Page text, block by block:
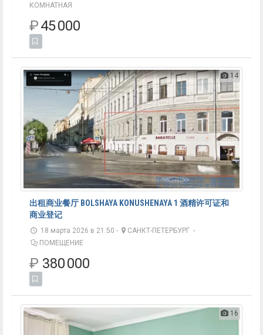
КОМНАТНАЯ
₽45 000
14
出租商业餐厅 BOLSHAYA KONUSHENAYA 1 酒精许可证和
商业登记
18 марта 2026 в 21:50 - САНКТ-ПЕТЕРБУРГ -
ПОМЕЩЕНИЕ
₽ 380 000
16